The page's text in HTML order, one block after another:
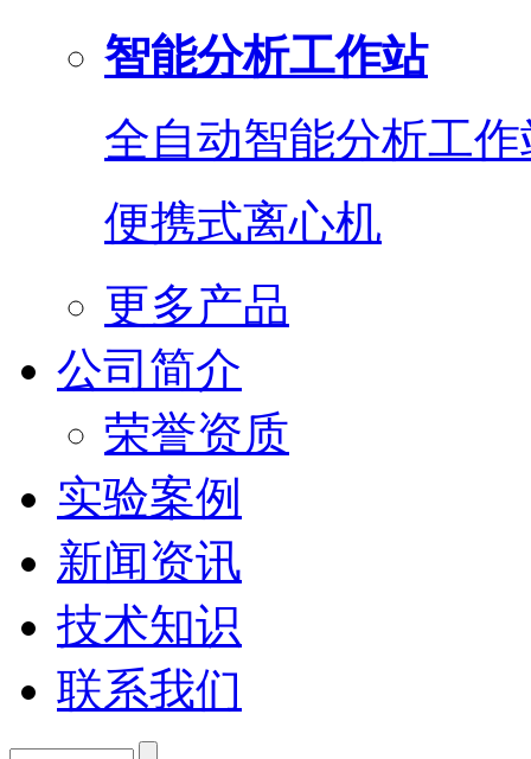
智能分析工作站
全自动智能分析工作
便携式离心机
更多产品
公司简介
荣誉资质
实验案例
新闻资讯
技术知识
联系我们